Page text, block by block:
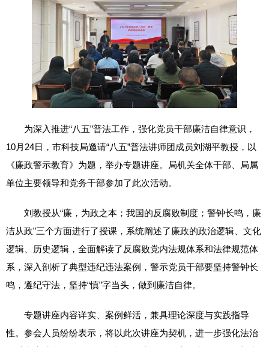
为深入推进“八五”普法工作，强化党员干部廉洁自律意识，
10月24日，市科技局邀请“八五”普法讲师团成员刘湖平教授，以
《廉政警示教育》为题，举办专题讲座。局机关全体干部、局属
单位主要领导和党务干部参加了此次活动。
刘教授从“廉，为政之本；我国的反腐败制度；警钟长鸣，廉
洁从政”三个方面进行了授课，系统阐述了廉政的政治逻辑、文化
逻辑、历史逻辑，全面解读了反腐败党内法规体系和法律规范体
系，深入剖析了典型违纪违法案例，警示党员干部要坚持警钟长
鸣，遵纪守法，坚持“慎”字当头，做到廉洁自律。
专题讲座内容详实、案例鲜活，兼具理论深度与实践指导
性。参会人员纷纷表示，将以此次讲座为契机，进一步强化法治